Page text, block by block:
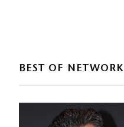
BEST OF NETWORK